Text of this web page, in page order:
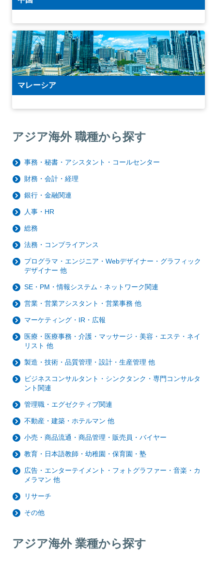
マレーシア
アジア海外 職種から探す
事務・秘書・アシスタント・コールセンター
財務・会計・経理
銀行・金融関連
人事・HR
総務
法務・コンプライアンス
プログラマ・エンジニア・Webデザイナー・グラフィック
デザイナー 他
SE・PM・情報システム・ネットワーク関連
営業・営業アシスタント・営業事務 他
マーケティング・IR・広報
医療・医療事務・介護・マッサージ・美容・エステ・ネイ
リスト 他
製造・技術・品質管理・設計・生産管理 他
ビジネスコンサルタント・シンクタンク・専門コンサルタ
ント関連
管理職・エグゼクティブ関連
不動産・建築・ホテルマン 他
小売・商品流通・商品管理・販売員・バイヤー
教育・日本語教師・幼稚園・保育園・塾
広告・エンターテイメント・フォトグラファー・音楽・カ
メラマン 他
リサーチ
その他
アジア海外 業種から探す